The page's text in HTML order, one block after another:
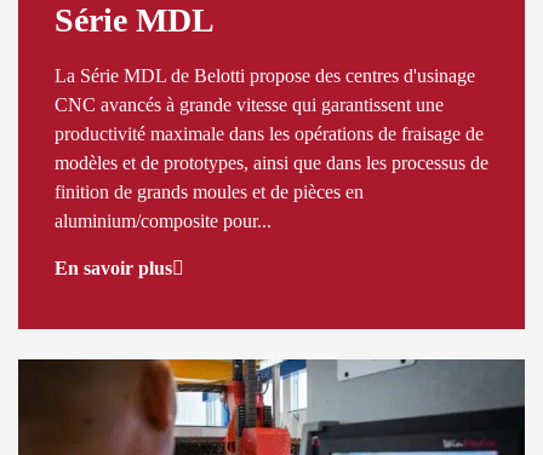
Série MDL
La Série MDL de Belotti propose des centres d'usinage
CNC avancés à grande vitesse qui garantissent une
productivité maximale dans les opérations de fraisage de
modèles et de prototypes, ainsi que dans les processus de
finition de grands moules et de pièces en
aluminium/composite pour...
En savoir plus